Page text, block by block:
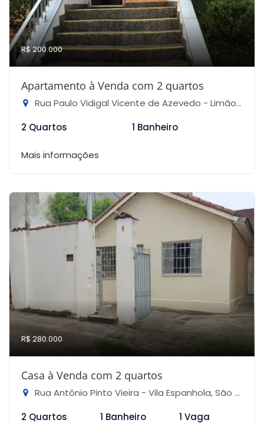
R$ 200.000
Apartamento à Venda com 2 quartos
Rua Paulo Vidigal Vicente de Azevedo - Limão, São Paulo-SP
2 Quartos
1 Banheiro
Mais informações
R$ 280.000
Casa à Venda com 2 quartos
Rua Antônio Pinto Vieira - Vila Espanhola, São Paulo-SP
2 Quartos
1 Banheiro 1 Vaga